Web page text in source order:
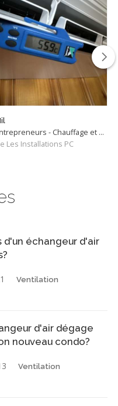
Entrepreneurs - Chauffage et Climatisation
Les Installations PC
d'un échangeur d'air
Ventilation
d'air dégage
nouveau condo?
Ventilation